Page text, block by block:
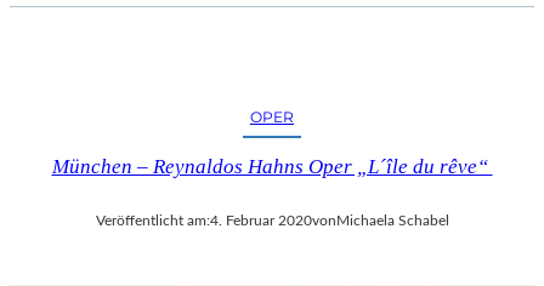
OPER
München – Reynaldos Hahns Oper „L´île du rêve“
Veröffentlicht am:4. Februar 2020vonMichaela Schabel